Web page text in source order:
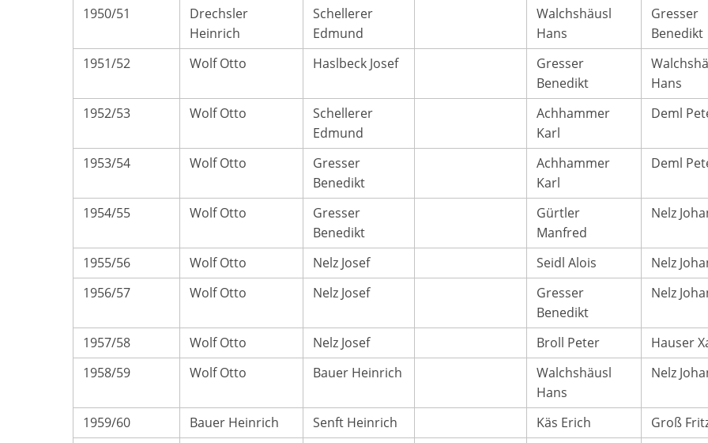
1950/51
Drechsler
Heinrich
Schellerer
Edmund
Walchshäusl
Hans
Gresser
Benedikt
1951/52
Wolf Otto Haslbeck Josef
Gresser
Benedikt
Hans
1952/53
Wolf Otto
Schellerer
Edmund
Achhammer
Karl
Deml
1953/54 Wolf Otto
Gresser
Benedikt
Achhammer
Karl
Deml
1954/55 Wolf Otto
Gresser
Benedikt
Gürtler
Manfred
Nelz
1955/56 Wolf Otto Nelz Josef Seidl Alois
Nelz
1956/57
Wolf Otto Nelz Josef
Gresser
Benedikt
Nelz
1957/58 Wolf Otto Nelz Josef Broll Peter
Hauser
1958/59
Wolf Otto Bauer Heinrich
Walchshäusl
Hans
Nelz
1959/60 Bauer Heinrich Senft Heinrich Käs Erich
Groß